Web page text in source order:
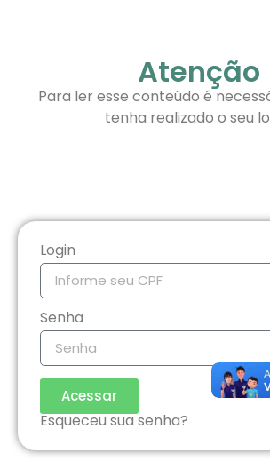
Atenção
Para ler esse conteúdo é
tenha realizado o seu
Login
Senha
Acessar
Esqueceu sua senha?